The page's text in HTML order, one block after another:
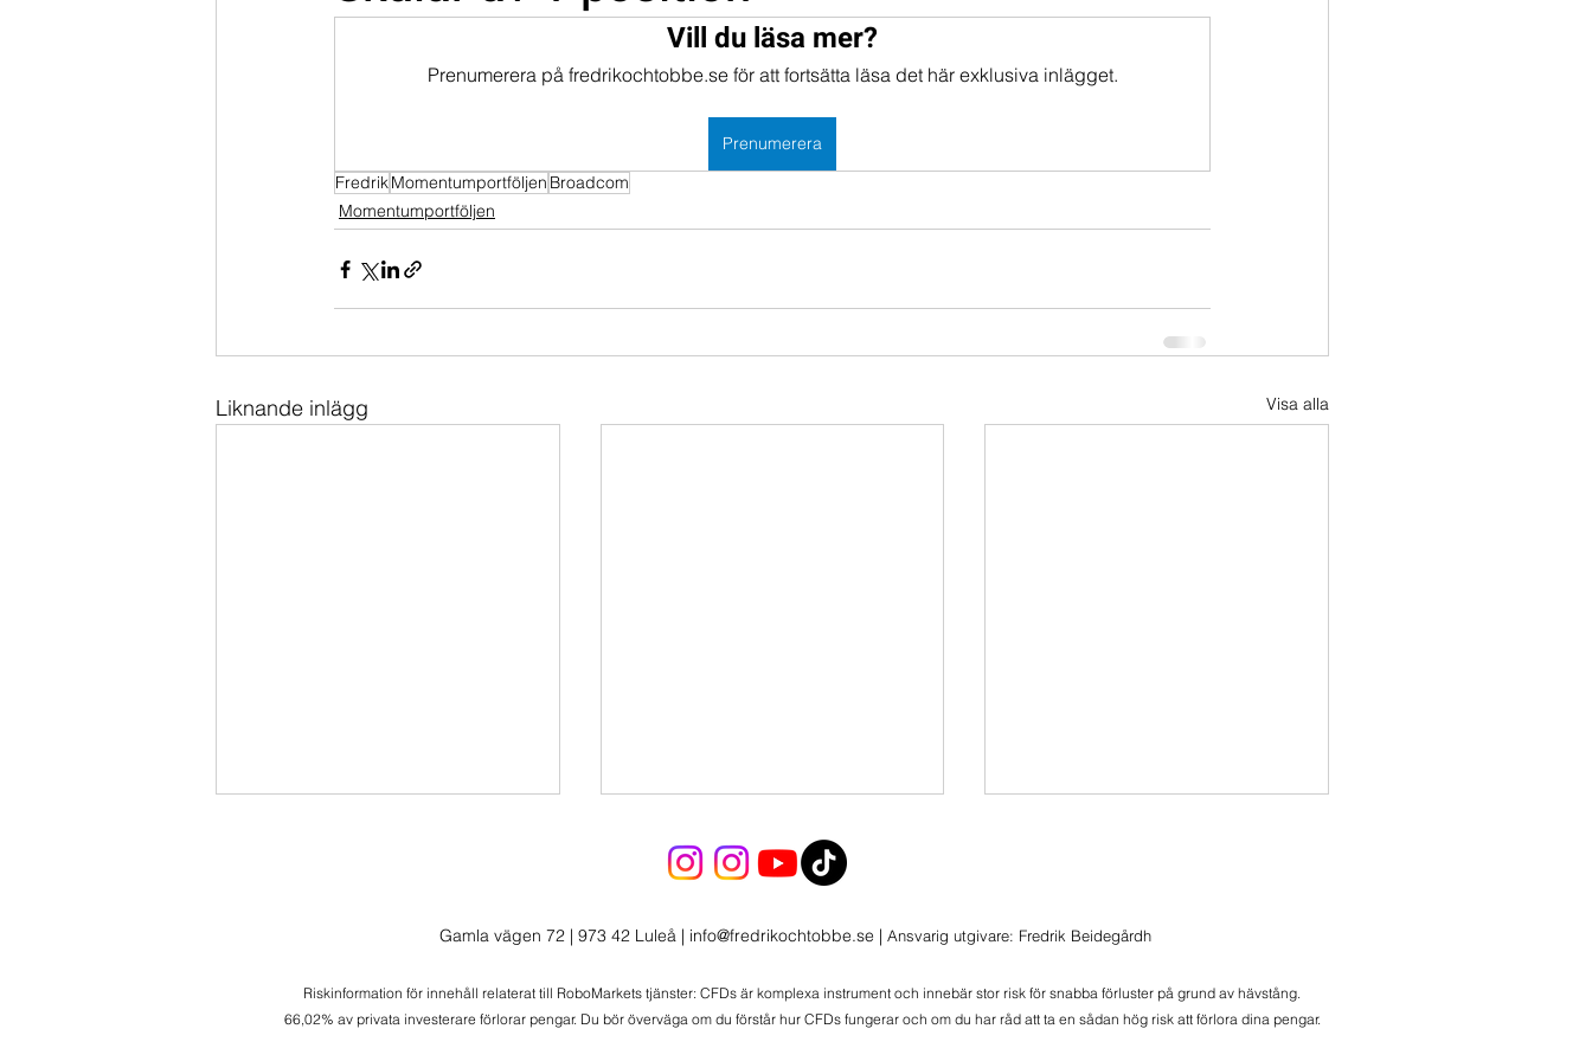
Portföljer
Vill du läsa mer?
Prenumerera på fredrikochtobbe.se för att fortsätta läsa det här exklusiva inlägget.
Prenumerera
FredrikMomentumportföljen Broadcom
Momentumportföljen
Liknande inlägg Visa alla
En sista trade för veckan
1 ny position i
bryter upp fint idag. Stoppen
Gamla vägen 72 | 973 42 Luleå | info@fredrikochtobbe.se | Ansvarig utgivare: Fredrik Beidegårdh
Riskinformation för innehåll relaterat till RoboMarkets tjänster: CFDs är komplexa instrument och innebär stor risk för snabba förluster på grund av hävstång.
66,02% av privata investerare förlorar pengar. Du bör överväga om du förstår hur CFDs fungerar och om du har råd att ta en sådan hög risk att förlora dina pengar.